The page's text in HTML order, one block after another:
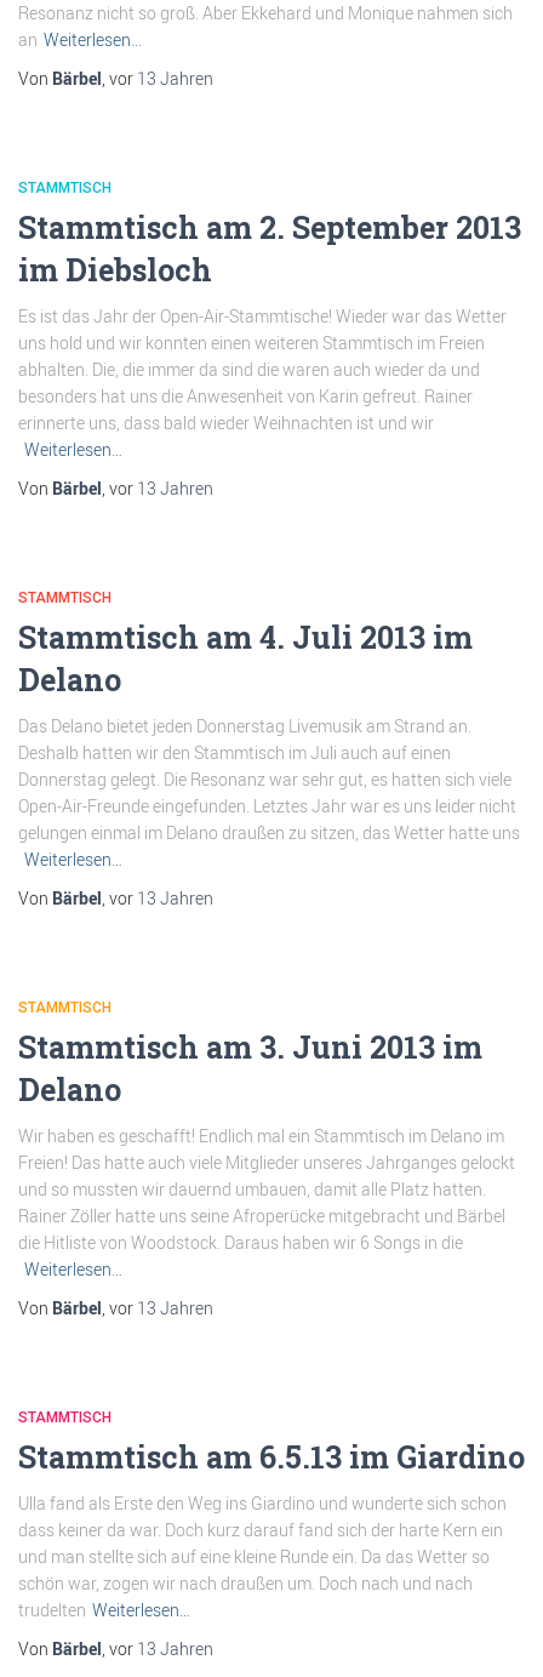
Resonanz nicht so groß. Aber Ekkehard und Monique nahmen sich
an Weiterlesen…
Von Bärbel, vor 13 Jahren
STAMMTISCH
Stammtisch am 2. September 2013
im Diebsloch
Es ist das Jahr der Open-Air-Stammtische! Wieder war das Wetter
uns hold und wir konnten einen weiteren Stammtisch im Freien
abhalten. Die, die immer da sind die waren auch wieder da und
besonders hat uns die Anwesenheit von Karin gefreut. Rainer
erinnerte uns, dass bald wieder Weihnachten ist und wir
Weiterlesen…
Von Bärbel, vor 13 Jahren
STAMMTISCH
Stammtisch am 4. Juli 2013 im
Delano
Das Delano bietet jeden Donnerstag Livemusik am Strand an.
Deshalb hatten wir den Stammtisch im Juli auch auf einen
Donnerstag gelegt. Die Resonanz war sehr gut, es hatten sich viele
Open-Air-Freunde eingefunden. Letztes Jahr war es uns leider nicht
gelungen einmal im Delano draußen zu sitzen, das Wetter hatte uns
Weiterlesen…
Von Bärbel, vor 13 Jahren
STAMMTISCH
Stammtisch am 3. Juni 2013 im
Delano
Wir haben es geschafft! Endlich mal ein Stammtisch im Delano im
Freien! Das hatte auch viele Mitglieder unseres Jahrganges gelockt
und so mussten wir dauernd umbauen, damit alle Platz hatten.
Rainer Zöller hatte uns seine Afroperücke mitgebracht und Bärbel
die Hitliste von Woodstock. Daraus haben wir 6 Songs in die
Weiterlesen…
Von Bärbel, vor 13 Jahren
STAMMTISCH
Stammtisch am 6.5.13 im Giardino
Ulla fand als Erste den Weg ins Giardino und wunderte sich schon
dass keiner da war. Doch kurz darauf fand sich der harte Kern ein
und man stellte sich auf eine kleine Runde ein. Da das Wetter so
schön war, zogen wir nach draußen um. Doch nach und nach
trudelten Weiterlesen…
Von Bärbel, vor 13 Jahren